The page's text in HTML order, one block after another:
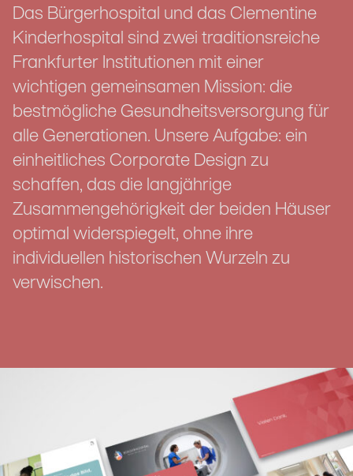
Das Bürgerhospital und das Clementine
Kinderhospital sind zwei traditionsreiche
Frankfurter Institutionen mit einer
wichtigen gemeinsamen Mission: die
bestmögliche Gesundheitsversorgung für
alle Generationen. Unsere Aufgabe: ein
einheitliches Corporate Design zu
schaffen, das die langjährige
Zusammengehörigkeit der beiden Häuser
optimal widerspiegelt, ohne ihre
individuellen historischen Wurzeln zu
verwischen.